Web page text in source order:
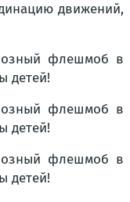
движений,